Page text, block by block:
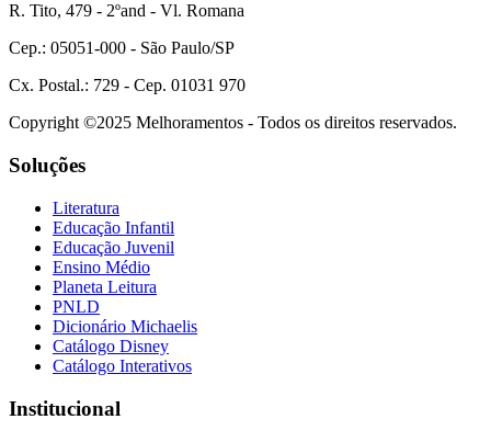
R. Tito, 479 - 2ºand - Vl. Romana
Cep.: 05051-000 - São Paulo/SP
Cx. Postal.: 729 - Cep. 01031 970
Copyright ©2025 Melhoramentos - Todos os direitos reservados.
Soluções
Literatura
Educação Infantil
Educação Juvenil
Ensino Médio
Planeta Leitura
PNLD
Dicionário Michaelis
Catálogo Disney
Catálogo Interativos
Institucional